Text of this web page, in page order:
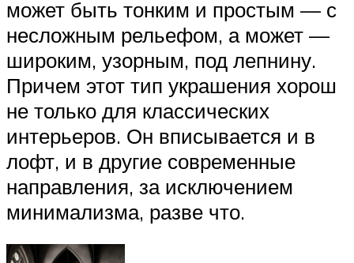
может быть тонким и простым — с
несложным рельефом, а может —
широким, узорным, под лепнину.
Причем этот тип украшения хорош
не только для классических
интерьеров. Он вписывается и в
лофт, и в другие современные
направления, за исключением
минимализма, разве что.